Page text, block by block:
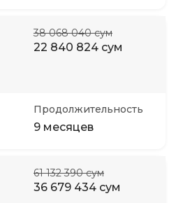
38 068 040 сум
22 840 824 сум
Продолжительность
9 месяцев
61 132 390 сум
36 679 434 сум